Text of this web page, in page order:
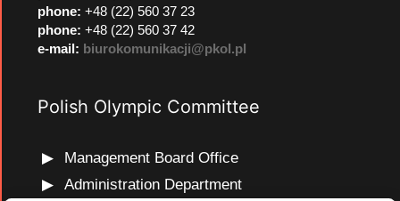
phone: +48 (22) 560 37 23
phone: +48 (22) 560 37 42
e-mail: biurokomunikacji@pkol.pl
Polish Olympic Committee
Management Board Office
Administration Department